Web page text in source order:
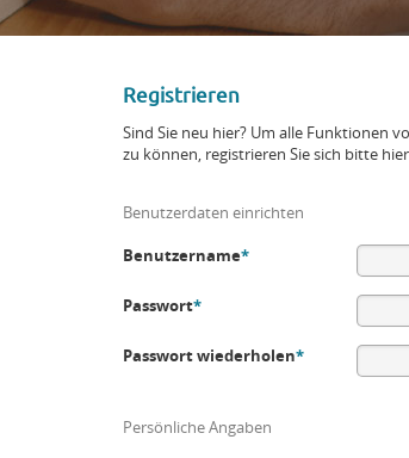
Registrieren
Sind Sie neu hier? Um alle Funktionen
zu können, registrieren Sie sich bitte
Benutzerdaten einrichten
Benutzername*
Passwort*
Passwort wiederholen*
Persönliche Angaben